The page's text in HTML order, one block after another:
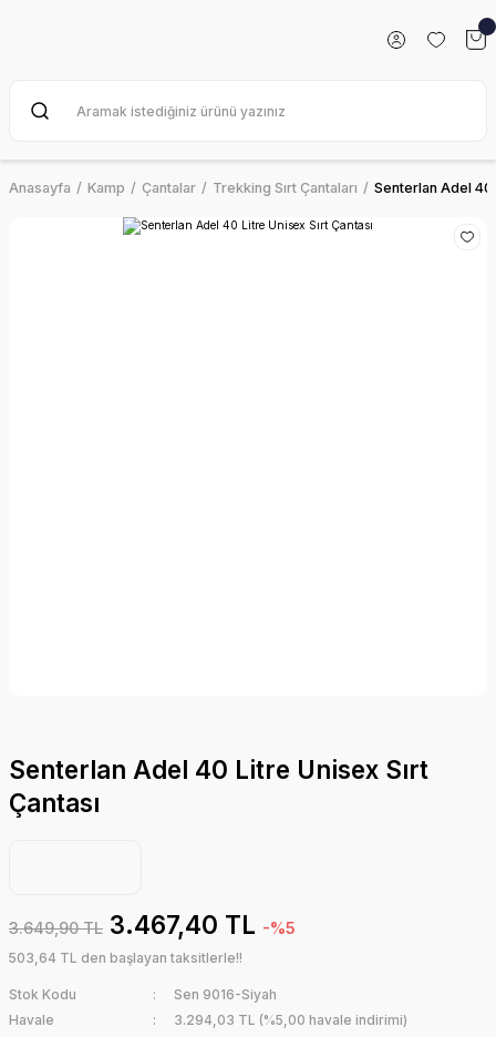
Anasayfa Kamp Çantalar Trekking Sırt Çantaları Senterlan Adel 40
Senterlan Adel 40 Litre Unisex Sırt
Çantası
3.649,90 TL 3.467,40 TL -%5
503,64 TL den başlayan taksitlerle!!
Stok Kodu
Sen 9016-Siyah
Havale
3.294,03 TL (%5,00 havale indirimi)